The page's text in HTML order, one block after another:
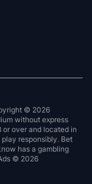
© 2026
without express
or over and located in
responsibly. Bet
has a gambling
© 2026